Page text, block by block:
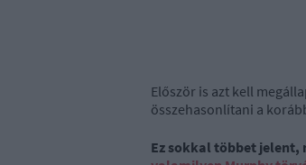
Először is azt kell
összehasonlítani a
Ez sokkal többet